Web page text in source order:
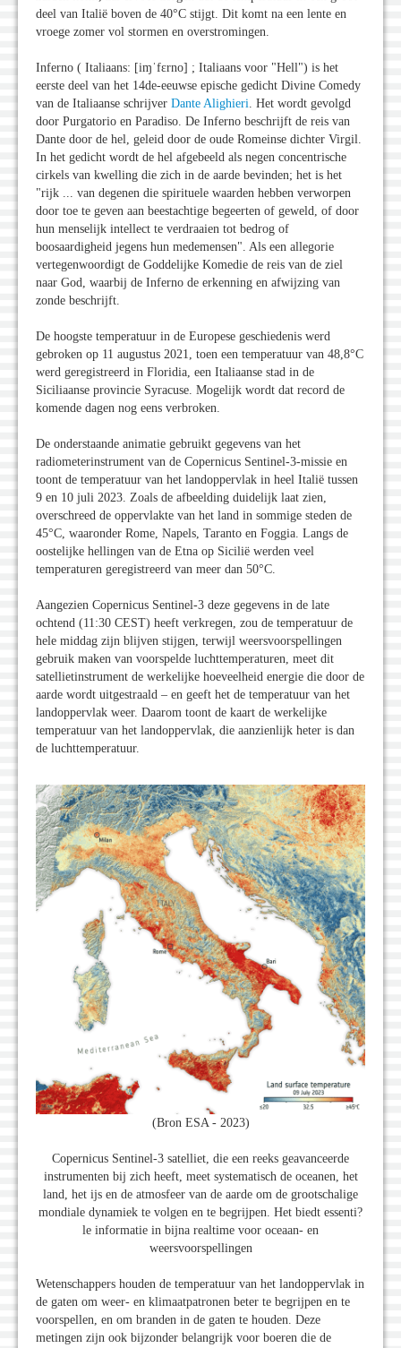
deel van Italië boven de 40°C stijgt. Dit komt na een lente en
vroege zomer vol stormen en overstromingen.
Inferno ( Italiaans: [iɱˈfɛrno] ; Italiaans voor "Hell") is het
eerste deel van het 14de-eeuwse epische gedicht Divine Comedy
van de Italiaanse schrijver Dante Alighieri. Het wordt gevolgd
door Purgatorio en Paradiso. De Inferno beschrijft de reis van
Dante door de hel, geleid door de oude Romeinse dichter Virgil.
In het gedicht wordt de hel afgebeeld als negen concentrische
cirkels van kwelling die zich in de aarde bevinden; het is het
"rijk ... van degenen die spirituele waarden hebben verworpen
door toe te geven aan beestachtige begeerten of geweld, of door
hun menselijk intellect te verdraaien tot bedrog of
boosaardigheid jegens hun medemensen". Als een allegorie
vertegenwoordigt de Goddelijke Komedie de reis van de ziel
naar God, waarbij de Inferno de erkenning en afwijzing van
zonde beschrijft.
De hoogste temperatuur in de Europese geschiedenis werd
gebroken op 11 augustus 2021, toen een temperatuur van 48,8°C
werd geregistreerd in Floridia, een Italiaanse stad in de
Siciliaanse provincie Syracuse. Mogelijk wordt dat record de
komende dagen nog eens verbroken.
De onderstaande animatie gebruikt gegevens van het
radiometerinstrument van de Copernicus Sentinel-3-missie en
toont de temperatuur van het landoppervlak in heel Italië tussen
9 en 10 juli 2023. Zoals de afbeelding duidelijk laat zien,
overschreed de oppervlakte van het land in sommige steden de
45°C, waaronder Rome, Napels, Taranto en Foggia. Langs de
oostelijke hellingen van de Etna op Sicilië werden veel
temperaturen geregistreerd van meer dan 50°C.
Aangezien Copernicus Sentinel-3 deze gegevens in de late
ochtend (11:30 CEST) heeft verkregen, zou de temperatuur de
hele middag zijn blijven stijgen, terwijl weersvoorspellingen
gebruik maken van voorspelde luchttemperaturen, meet dit
satellietinstrument de werkelijke hoeveelheid energie die door de
aarde wordt uitgestraald – en geeft het de temperatuur van het
landoppervlak weer. Daarom toont de kaart de werkelijke
temperatuur van het landoppervlak, die aanzienlijk heter is dan
de luchttemperatuur.
(Bron ESA - 2023)
Copernicus Sentinel-3 satelliet, die een reeks geavanceerde
instrumenten bij zich heeft, meet systematisch de oceanen, het
land, het ijs en de atmosfeer van de aarde om de grootschalige
mondiale dynamiek te volgen en te begrijpen. Het biedt essenti?
le informatie in bijna realtime voor oceaan- en
weersvoorspellingen
Wetenschappers houden de temperatuur van het landoppervlak in
de gaten om weer- en klimaatpatronen beter te begrijpen en te
voorspellen, en om branden in de gaten te houden. Deze
metingen zijn ook bijzonder belangrijk voor boeren die de